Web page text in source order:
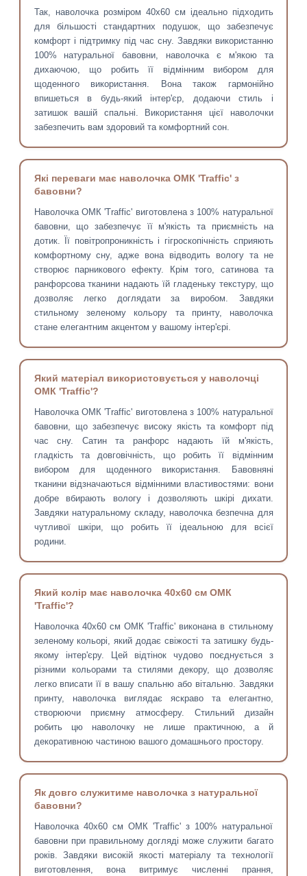
Так, наволочка розміром 40х60 см ідеально підходить
для більшості стандартних подушок, що забезпечує
комфорт і підтримку під час сну. Завдяки використанню
100% натуральної бавовни, наволочка є м'якою та
дихаючою, що робить її відмінним вибором для
щоденного використання. Вона також гармонійно
впишеться в будь-який інтер'єр, додаючи стиль і
затишок вашій спальні. Використання цієї наволочки
забезпечить вам здоровий та комфортний сон.
Які переваги має наволочка ОМК 'Traffic' з
бавовни?
Наволочка ОМК 'Traffic' виготовлена з 100% натуральної
бавовни, що забезпечує її м'якість та приємність на
дотик. Її повітропроникність і гігроскопічність сприяють
комфортному сну, адже вона відводить вологу та не
створює парникового ефекту. Крім того, сатинова та
ранфорсова тканини надають їй гладеньку текстуру, що
дозволяє легко доглядати за виробом. Завдяки
стильному зеленому кольору та принту, наволочка
стане елегантним акцентом у вашому інтер'єрі.
Який матеріал використовується у наволочці
ОМК 'Traffic'?
Наволочка ОМК 'Traffic' виготовлена з 100% натуральної
бавовни, що забезпечує високу якість та комфорт під
час сну. Сатин та ранфорс надають їй м'якість,
гладкість та довговічність, що робить її відмінним
вибором для щоденного використання. Бавовняні
тканини відзначаються відмінними властивостями: вони
добре вбирають вологу і дозволяють шкірі дихати.
Завдяки натуральному складу, наволочка безпечна для
чутливої шкіри, що робить її ідеальною для всієї
родини.
Який колір має наволочка 40х60 см ОМК
'Traffic'?
Наволочка 40х60 см ОМК 'Traffic' виконана в стильному
зеленому кольорі, який додає свіжості та затишку будь-
якому інтер'єру. Цей відтінок чудово поєднується з
різними кольорами та стилями декору, що дозволяє
легко вписати її в вашу спальню або вітальню. Завдяки
принту, наволочка виглядає яскраво та елегантно,
створюючи приємну атмосферу. Стильний дизайн
робить цю наволочку не лише практичною, а й
декоративною частиною вашого домашнього простору.
Як довго служитиме наволочка з натуральної
бавовни?
Наволочка 40х60 см ОМК 'Traffic' з 100% натуральної
бавовни при правильному догляді може служити багато
років. Завдяки високій якості матеріалу та технології
виготовлення, вона витримує численні прання,